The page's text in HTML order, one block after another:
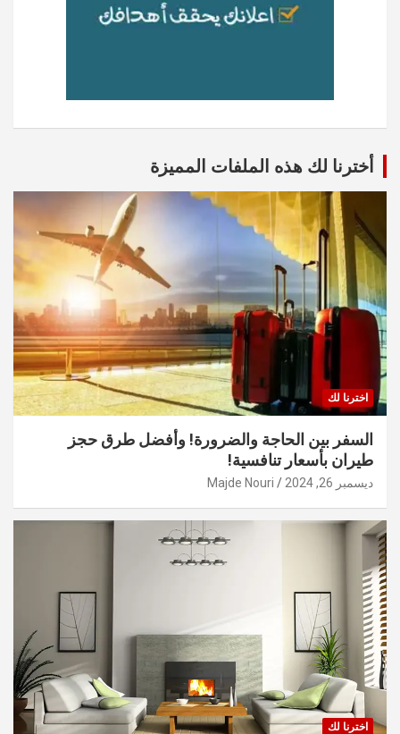
أخترنا لك هذه الملفات المميزة
اخترنا لك
السفر بين الحاجة والضرورة! وأفضل طرق حجز
طيران بأسعار تنافسية!
ديسمبر 26, 2024 Majde Nouri
اخترنا لك